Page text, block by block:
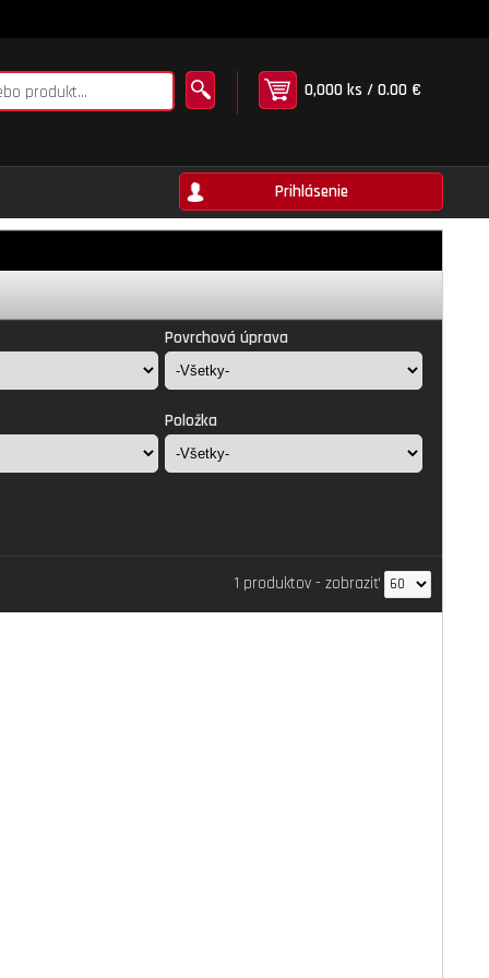
0,000 ks / 0.00 €
Prihlásenie
Povrchová úprava
Položka
1 produktov - zobraziť